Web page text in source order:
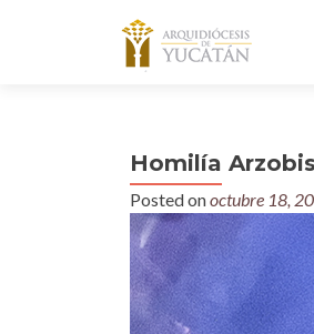
Homilía
Posted onoctubre 18,